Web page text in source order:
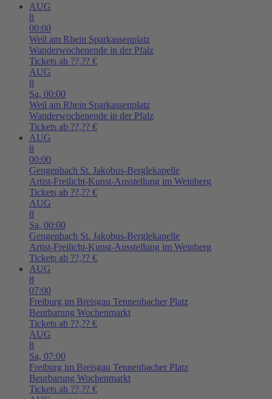
AUG
8
00:00
Weil am Rhein Sparkassenplatz
Wanderwochenende in der Pfalz
Tickets ab ??,?? €
AUG
8
Sa, 00:00
Weil am Rhein Sparkassenplatz
Wanderwochenende in der Pfalz
Tickets ab ??,?? €
AUG
8
00:00
Gengenbach St. Jakobus-Berglekapelle
Artist-Freilicht-Kunst-Ausstellung im Weinberg
Tickets ab ??,?? €
AUG
8
Sa, 00:00
Gengenbach St. Jakobus-Berglekapelle
Artist-Freilicht-Kunst-Ausstellung im Weinberg
Tickets ab ??,?? €
AUG
8
07:00
Freiburg im Breisgau Tennenbacher Platz
Beurbarung Wochenmarkt
Tickets ab ??,?? €
AUG
8
Sa, 07:00
Freiburg im Breisgau Tennenbacher Platz
Beurbarung Wochenmarkt
Tickets ab ??,?? €